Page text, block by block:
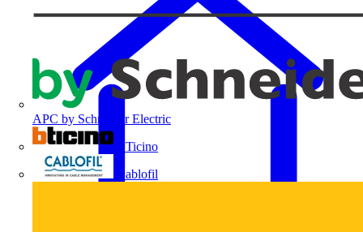
APC by Schneider Electric
BTicino
Cablofil